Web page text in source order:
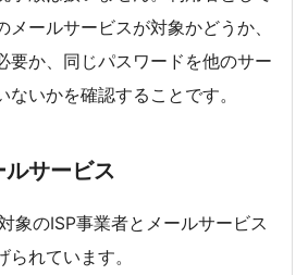
メールサービスが対象かどうか、
要か、同じパスワードを他のサー
ないかを確認することです。
サービス
象のISP事業者とメールサービス
られています。